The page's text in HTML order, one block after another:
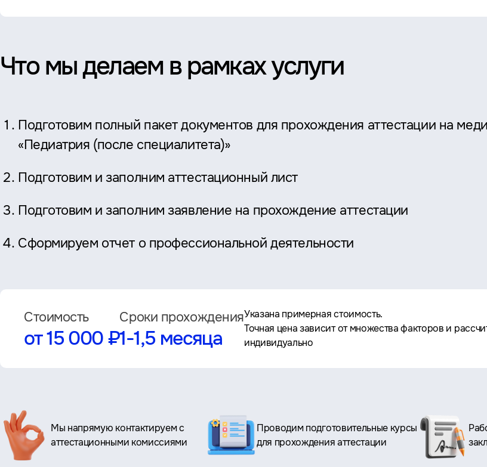
Что мы делаем в рамках услуги
Подготовим полный пакет документов для прохождения аттестации на
«Педиатрия (после специалитета)»
Подготовим и заполним аттестационный лист
Подготовим и заполним заявление на прохождение аттестации
Сформируем отчет о профессиональной деятельности
Стоимость
от 15 000 ₽
Сроки прохождения
1-1,5 месяца
Указана примерная стоимость.
Точная цена зависит от множества факторов и
индивидуально
Ключевые
преимущества
Мы напрямую контактируем с
аттестационными комиссиями
Проводим подготовительные курсы
для прохождения аттестации